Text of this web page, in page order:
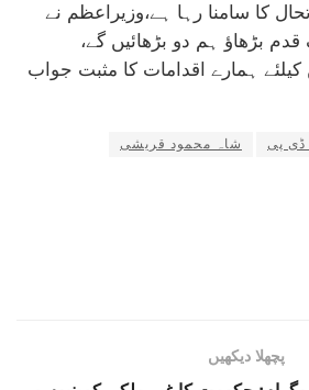
کا سامنا رہا ہے،وزیراعظم نے
بڑھاؤ ہم دو بڑھائیں گے،
ہمارے اقدامات کا مثبت جواب
پی
شاہ محمود قریشی
پچھلا دیکھیں